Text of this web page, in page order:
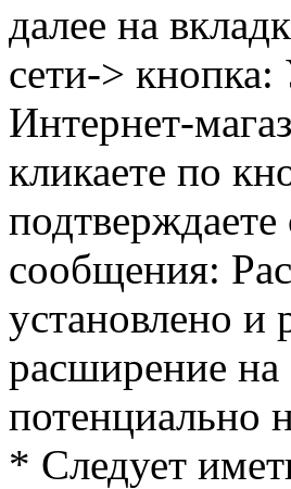
далее на
сети-> кнопка:
Интернет-
кликаете по
сообщения:
установлено и
расширение
потенциально
* Следует